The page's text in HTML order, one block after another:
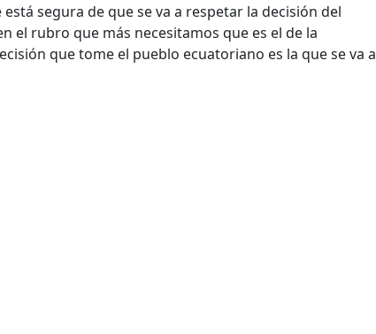
está segura de que se va a respetar la decisión del
el rubro que más necesitamos que es el de la
que tome el pueblo ecuatoriano es la que se va a